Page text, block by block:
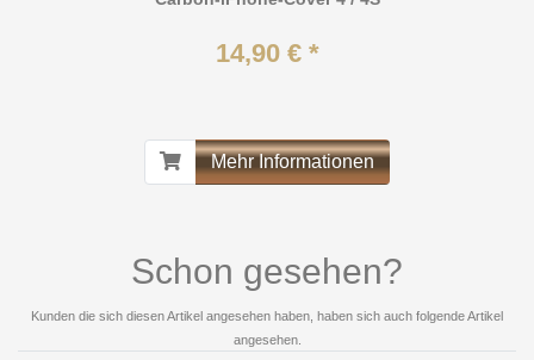
14,90 € *
Mehr Informationen
Schon gesehen?
Kunden die sich diesen Artikel angesehen haben, haben sich auch folgende Artikel
angesehen.